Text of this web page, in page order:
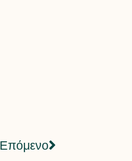
Επόμενο